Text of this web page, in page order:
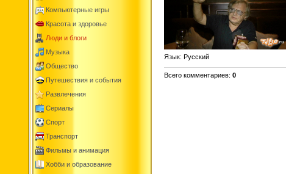
Компьютерные игры
Красота и здоровье
Люди и блоги
Музыка
Общество
Путешествия и события
Развлечения
Сериалы
Спорт
Транспорт
Фильмы и анимация
Хобби и образование
Язык: Русский
Всего комментариев: 0